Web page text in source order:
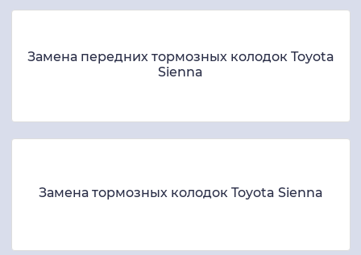
Замена передних тормозных колодок Toyota
Sienna
Замена тормозных колодок Toyota Sienna